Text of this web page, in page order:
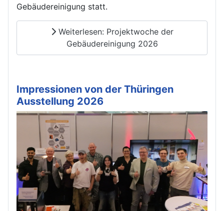
Gebäudereinigung statt.
Weiterlesen: Projektwoche der
Gebäudereinigung 2026
Impressionen von der Thüringen
Ausstellung 2026